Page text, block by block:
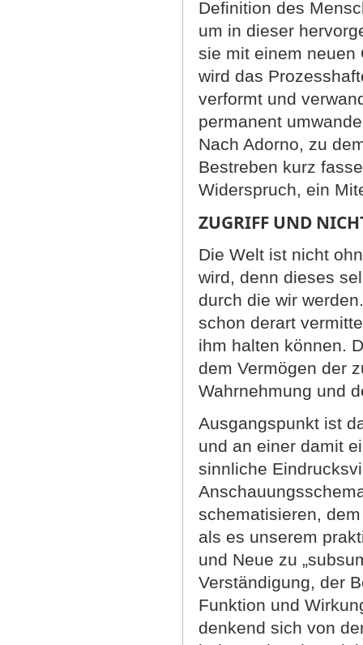
Definition des
um in dieser
sie mit einem neuen
wird das
verformt und
permanent
Nach Adorno, zu
Bestreben kurz
Widerspruch, ein
ZUGRIFF UND
Die Welt ist nicht
wird, denn dieses
durch die wir
schon derart
ihm halten können.
dem Vermögen der
Wahrnehmung und
Ausgangspunkt ist
und an einer damit
sinnliche
schematisieren,
als es unserem
und Neue zu
Verständigung, der
Funktion und
denkend sich von